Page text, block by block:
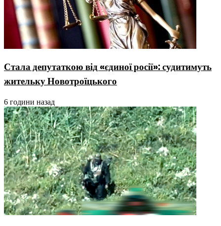
Стала депутаткою від «єдиної росії»: судитимуть
жительку Новотроїцького
6 години назад